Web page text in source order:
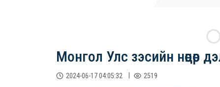
Монгол Улс зэсийн
2024-06-17 04:05:32 2519